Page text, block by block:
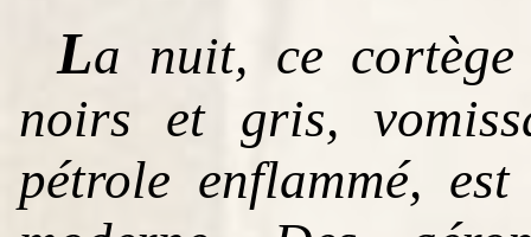
La nuit, ce cortège
noirs et gris,
pétrole enflammé,